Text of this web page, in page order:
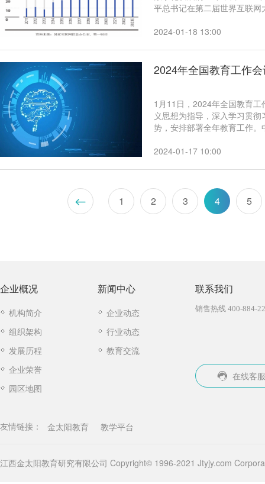
平总书记在第二届世界互联网
革命和产业变革新机遇的战略
2024-01-18 13:00
2024年全国教育工作
1月11日，2024年全国教育
义思想为指导，深入学习贯
势，安排部署全年教育工作
求进、以进促稳、先立后破
高质量教育体系，办好人民
接班人，为全面推进中华民
2024-01-17 10:00
1 2 3 4 5
企业概况
机构简介
组织架构
发展历程
企业荣誉
园区地图
新闻中心
企业动态
行业动态
教育交流
联系我们
销售热线 400-884-
在线客服
友情链接： 金太阳教育 教学平台
江西金太阳教育研究有限公司 Copyright© 1996-2021 Jtyjy.com